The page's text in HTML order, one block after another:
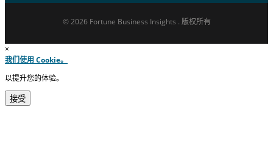
© 2026 Fortune Business Insights . 版权所有
×
我们使用 Cookie。
以提升您的体验。
接受